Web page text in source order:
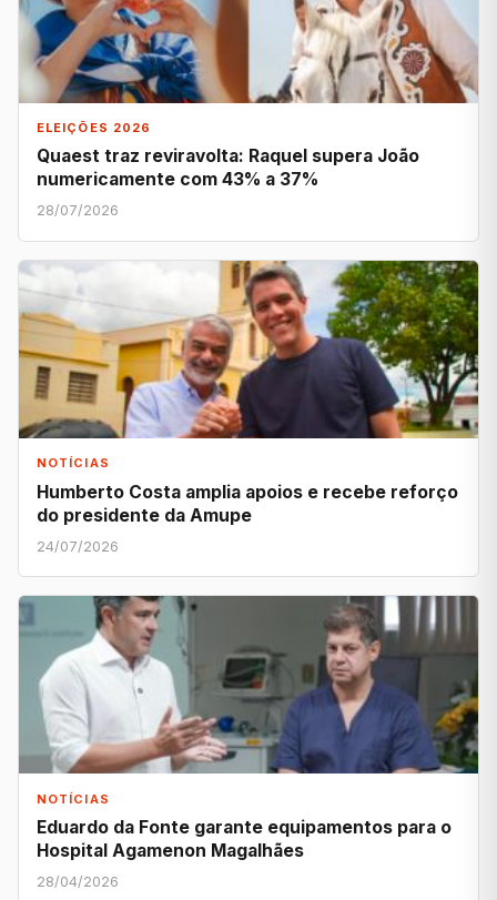
ELEIÇÕES 2026
Quaest traz reviravolta: Raquel supera João
numericamente com 43% a 37%
28/07/2026
NOTÍCIAS
Humberto Costa amplia apoios e recebe reforço
do presidente da Amupe
24/07/2026
NOTÍCIAS
Eduardo da Fonte garante equipamentos para o
Hospital Agamenon Magalhães
28/04/2026